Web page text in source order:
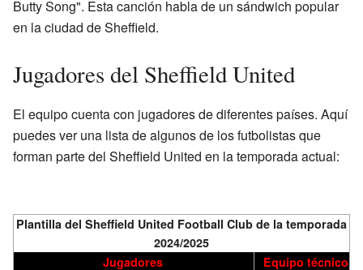
Butty Song". Esta canción habla de un sándwich popular
en la ciudad de Sheffield.
Jugadores del Sheffield United
El equipo cuenta con jugadores de diferentes países. Aquí
puedes ver una lista de algunos de los futbolistas que
forman parte del Sheffield United en la temporada actual:
Plantilla del Sheffield United Football Club de la temporada
2024/2025
Jugadores
Equipo técnico